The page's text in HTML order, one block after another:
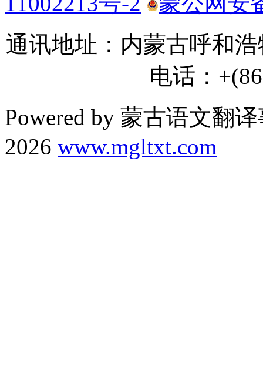
通讯地址：内蒙古呼和
电话：
Powered by 蒙古语文翻
2026 www.mgltxt.com